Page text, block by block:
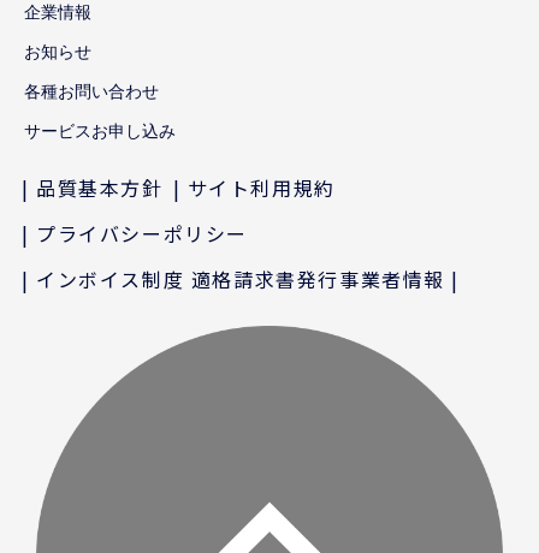
企業情報
お知らせ
各種お問い合わせ
サービスお申し込み
品質基本方針
サイト利用規約
プライバシーポリシー
インボイス制度 適格請求書発行事業者情報